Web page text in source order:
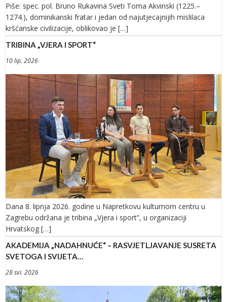
Piše: spec. pol. Bruno Rukavina Sveti Toma Akvinski (1225.–
1274.), dominikanski fratar i jedan od najutjecajnijih mislilaca
kršćanske civilizacije, oblikovao je […]
TRIBINA „VJERA I SPORT“
10 lip. 2026
Dana 8. lipnja 2026. godine u Napretkovu kulturnom centru u
Zagrebu održana je tribina „Vjera i sport”, u organizaciji
Hrvatskog […]
AKADEMIJA „NADAHNUĆE“ – RASVJETLJAVANJE SUSRETA
SVETOGA I SVIJETA…
28 svi. 2026